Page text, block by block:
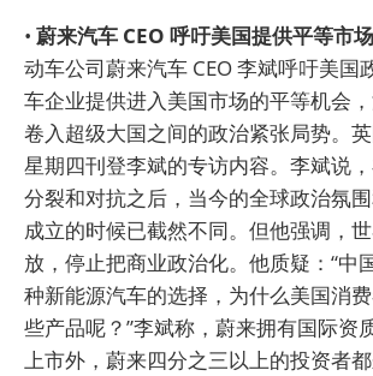
• 蔚来汽车 CEO 呼吁美国提供平等市
动车公司蔚来汽车 CEO 李斌呼吁美国
车企业提供进入美国市场的平等机会
卷入超级大国之间的政治紧张局势。英
星期四刊登李斌的专访内容。李斌说
分裂和对抗之后，当今的全球政治氛
成立的时候已截然不同。但他强调，
放，停止把商业政治化。他质疑：“中
种新能源汽车的选择，为什么美国消
些产品呢？”李斌称，蔚来拥有国际资
上市外，蔚来四分之三以上的投资者都